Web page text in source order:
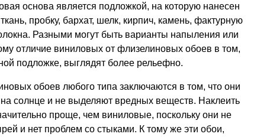
основа является подложкой, на которую нанесен
пробку, бархат, шелк, кирпич, камень, фактурную
Разными могут быть варианты напыления или
отличие виниловых от флизелиновых обоев в том,
подложке, выглядят более рельефно.
обоев любого типа заключаются в том, что они
солнце и не выделяют вредных веществ. Наклеить
проще, чем виниловые, поскольку они не
и нет проблем со стыками. К тому же эти обои,